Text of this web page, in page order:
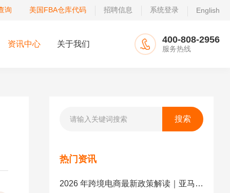
询 美国FBA仓库代码 招聘信息 系统登录 English
资讯中心 关于我们 400-808-2956
服务热线
热门资讯
2026 年跨境电商最新政策解读｜亚马逊卖家必看：合规、成本与物流新机遇